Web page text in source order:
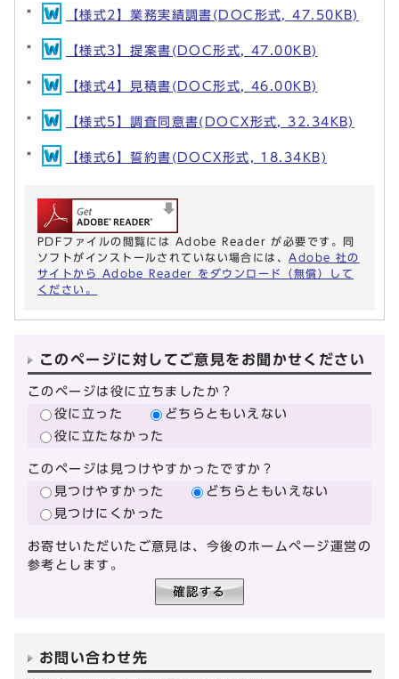
【様式2】業務実績調書(DOC形式, 47.50KB)
【様式3】提案書(DOC形式, 47.00KB)
【様式4】見積書(DOC形式, 46.00KB)
【様式5】調査同意書(DOCX形式, 32.34KB)
【様式6】誓約書(DOCX形式, 18.34KB)
PDFファイルの閲覧には Adobe Reader が必要です。同
ソフトがインストールされていない場合には、 Adobe 社の
サイトから Adobe Reader をダウンロード（無償）して
ください。
このページに対してご意見をお聞かせください
このページは役に立ちましたか？
役に立った
どちらともいえない
役に立たなかった
このページは見つけやすかったですか？
見つけやすかった
どちらともいえない
見つけにくかった
お寄せいただいたご意見は、今後のホームページ運営の
参考とします。
お問い合わせ先